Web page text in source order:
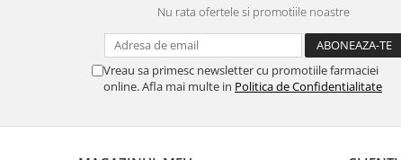
Nu rata ofertele si promotiile noastre
Vreau sa primesc newsletter cu promotiile farmaciei
online. Afla mai multe in Politica de Confidentialitate